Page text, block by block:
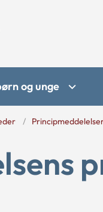
og unge